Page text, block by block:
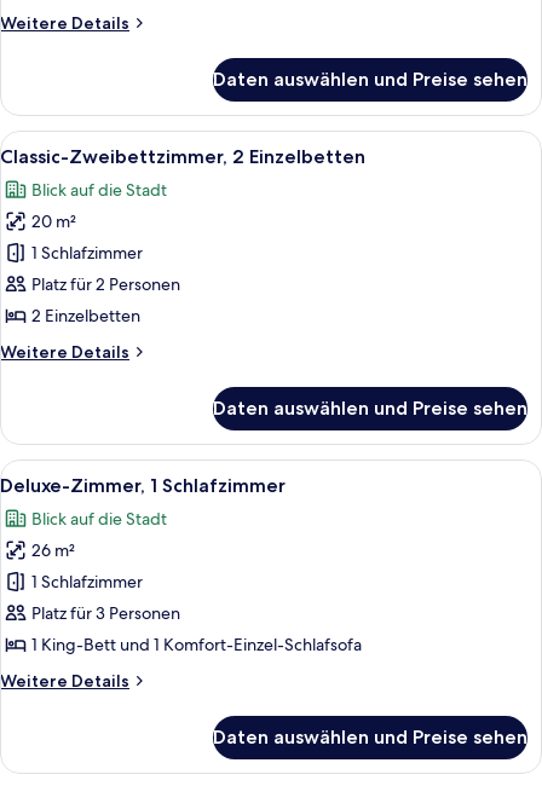
Weitere Details
Weitere
Doppelzimmer
Daten auswählen und Preise sehen
Alle
Fotos
für
Classic-
Zweibettzimmer,
2 Einzelbetten
anzeigen
Ein Hotelzimmer mit zwei Betten,
10
Classic-Zweibettzimmer, 2 Einzelbetten
Blick auf die Stadt
20 m²
1 Schlafzimmer
Platz für 2 Personen
2 Einzelbetten
Weitere Details
Weitere
Zweibettzimmer,
2 Einzelbetten
Daten auswählen und Preise sehen
Alle
Fotos
für
Deluxe-
Zimmer,
1
Schlafzimmer
Ein Hotelzimmer mit Bett,
8
Deluxe-Zimmer, 1 Schlafzimmer
Blick auf die Stadt
26 m²
1 Schlafzimmer
Platz für 3 Personen
1 King-Bett und 1 Komfort-Einzel-Schlafsofa
Weitere Details
Weitere
Zimmer,
Daten auswählen und Preise sehen